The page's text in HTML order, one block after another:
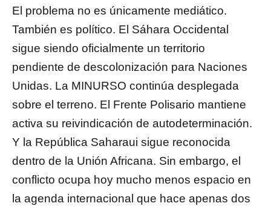
El problema no es únicamente mediático.
También es político. El Sáhara Occidental
sigue siendo oficialmente un territorio
pendiente de descolonización para Naciones
Unidas. La MINURSO continúa desplegada
sobre el terreno. El Frente Polisario mantiene
activa su reivindicación de autodeterminación.
Y la República Saharaui sigue reconocida
dentro de la Unión Africana. Sin embargo, el
conflicto ocupa hoy mucho menos espacio en
la agenda internacional que hace apenas dos